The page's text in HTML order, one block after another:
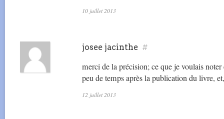
10 juillet 2013
josee jacinthe #
merci de la précision; ce que je voulais noter
peu de temps après la publication du livre,
12 juillet 2013